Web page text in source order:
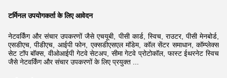
टर्मिनल उपयोगकर्ता के लिए आवेदन
नेटवर्किंग और संचार उपकरणों जैसे एचयूबी, पीसी कार्ड, स्विच, राउटर, पीसी मेनबोर्ड,
एसडीएच, पीडीएच, आईपी फोन, एक्सडीएसएल मॉडेम, कॉल सेंटर समाधान, कॉम्प्लेक्स
सेट टॉप बॉक्स, वीओआईपी गेटवे सेटअप, सीमा गेटवे प्रोटोकॉल, फास्ट ईथरनेट स्विच
जैसे नेटवर्किंग और संचार उपकरणों के लिए प्रयुक्त